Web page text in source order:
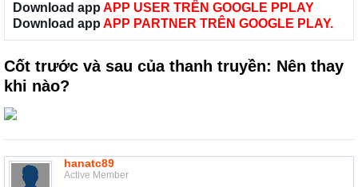
Download app APP USER TRÊN GOOGLE PPLAY
Download app APP PARTNER TRÊN GOOGLE PLAY.
Cốt trước và sau của thanh truyền: Nên thay
khi nào?
hanatc89
Active Member